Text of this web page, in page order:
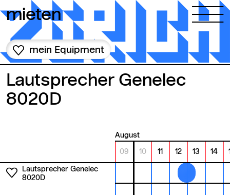
mieten
mein Equipment
Lautsprecher Genelec
8020D
August
09 10 11 12 13 14
Lautsprecher Genelec
8020D